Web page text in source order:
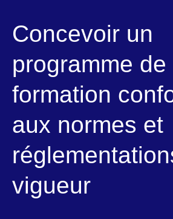
Concevoir un
programme de
formation
aux normes et
vigueur